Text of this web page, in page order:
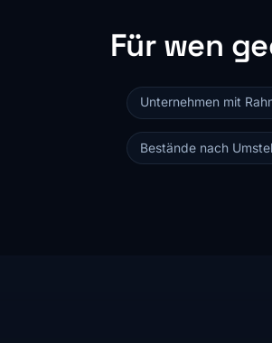
Für wen
Unternehmen mit
Bestände nach